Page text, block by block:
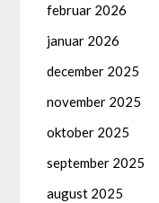
februar 2026
januar 2026
december 2025
november 2025
oktober 2025
september 2025
august 2025